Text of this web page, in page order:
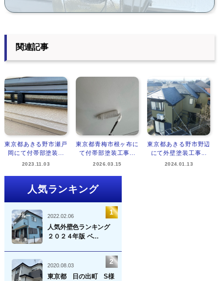
関連記事
東京都あきる野市瀬戸
岡にて付帯部塗装...
2023.11.03
東京都青梅市根ヶ布に
て付帯部塗装工事...
2026.03.15
東京都あきる野市野辺
にて外壁塗装工事...
2024.01.13
人気ランキング
2022.02.06
人気外壁色ランキング
２０２４年版 ベ...
2020.08.03
東京都 日の出町 S様